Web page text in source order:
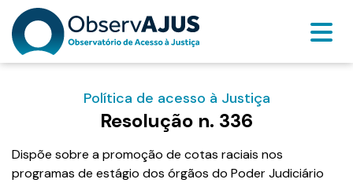
Política de acesso à Justiça
Resolução n. 336
Dispõe sobre a promoção de cotas raciais nos
programas de estágio dos órgãos do Poder Judiciário